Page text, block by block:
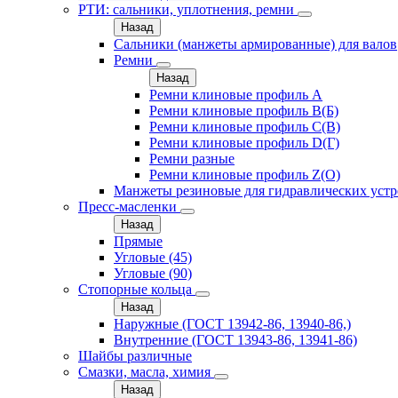
РТИ: сальники, уплотнения, ремни
Назад
Сальники (манжеты армированные) для валов
Ремни
Назад
Ремни клиновые профиль A
Ремни клиновые профиль B(Б)
Ремни клиновые профиль C(В)
Ремни клиновые профиль D(Г)
Ремни разные
Ремни клиновые профиль Z(О)
Манжеты резиновые для гидравлических
Пресс-масленки
Назад
Прямые
Угловые (45)
Угловые (90)
Стопорные кольца
Назад
Наружные (ГОСТ 13942-86, 13940-86,)
Внутренние (ГОСТ 13943-86, 13941-86)
Шайбы различные
Смазки, масла, химия
Назад